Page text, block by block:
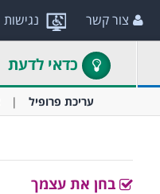
נגישות צור קשר
כדאי לדעת
עריכת פרופיל
בחן את עצמך